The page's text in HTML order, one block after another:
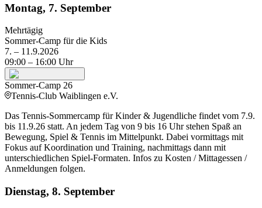
Montag, 7. September
Mehrtägig
Sommer-Camp für die Kids
7. – 11.9.2026
09:00 – 16:00 Uhr
Sommer-Camp 26
Tennis-Club Waiblingen e.V.
Das Tennis-Sommercamp für Kinder & Jugendliche findet vom 7.9.
bis 11.9.26 statt. An jedem Tag von 9 bis 16 Uhr stehen Spaß an
Bewegung, Spiel & Tennis im Mittelpunkt. Dabei vormittags mit
Fokus auf Koordination und Training, nachmittags dann mit
unterschiedlichen Spiel-Formaten. Infos zu Kosten / Mittagessen /
Anmeldungen folgen.
Dienstag, 8. September